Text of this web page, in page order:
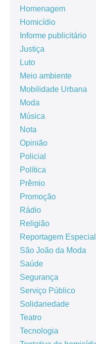
Homenagem
Homicídio
Informe publicitário
Justiça
Luto
Meio ambiente
Mobilidade Urbana
Moda
Música
Nota
Opinião
Policial
Política
Prêmio
Promoção
Rádio
Religião
Reportagem Especial
São João da Moda
Saúde
Segurança
Serviço Público
Solidariedade
Teatro
Tecnologia